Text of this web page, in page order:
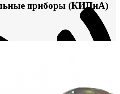
приборы (КИПиА)